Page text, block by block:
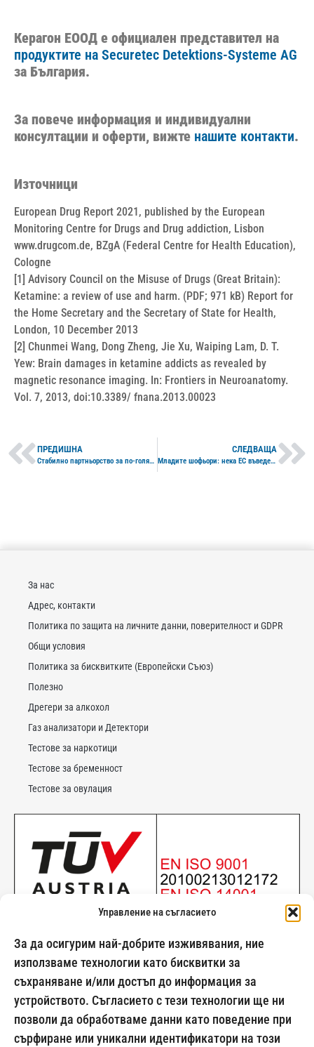
Управление на съгласието
За да осигурим най-добрите изживявания, ние
използваме технологии като бисквитки за
съхраняване и/или достъп до информация за
устройството. Съгласието с тези технологии ще ни
позволи да обработваме данни като поведение при
сърфиране или уникални идентификатори на този
Керагон ЕООД е официален представител на
продуктите на Securetec Detektions-Systeme AG
за България.
За повече информация и индивидуални
консултации и оферти, вижте нашите контакти.
Източници
European Drug Report 2021, published by the European
Monitoring Centre for Drugs and Drug addiction, Lisbon
www.drugcom.de, BZgA (Federal Centre for Health Education),
Cologne
[1] Advisory Council on the Misuse of Drugs (Great Britain):
Ketamine: a review of use and harm. (PDF; 971 kB) Report for
the Home Secretary and the Secretary of State for Health,
London, 10 December 2013
[2] Chunmei Wang, Dong Zheng, Jie Xu, Waiping Lam, D. T.
Yew: Brain damages in ketamine addicts as revealed by
magnetic resonance imaging. In: Frontiers in Neuroanatomy.
Vol. 7, 2013, doi:10.3389/ fnana.2013.00023
ПРЕДИШНА
Стабилно партньорство за по-голяма безопасност на пътя
СЛЕДВАЩА
Младите шофьори: нека ЕС въведе нулева толерантност към шофиране под влияние на алкохол, както и стъпкова шофьорска книжка
За нас
Адрес, контакти
Политика по защита на личните данни, поверителност и GDPR
Общи условия
Политика за бисквитките (Европейски Съюз)
Полезно
Дрегери за алкохол
Газ анализатори и Детектори
Тестове за наркотици
Тестове за бременност
Тестове за овулация
024500269